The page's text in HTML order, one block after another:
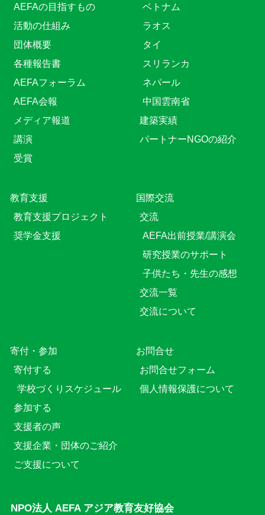
AEFAの目指すもの
活動の仕組み
団体概要
各種報告書
AEFAフォーラム
AEFA会報
メディア報道
講演
受賞
ベトナム
ラオス
タイ
スリランカ
ネパール
中国雲南省
建築実績
パートナーNGOの紹介
教育⽀援
教育⽀援プロジェクト
奨学金支援
国際交流
交流
AEFA出前授業/講演会
研究授業のサポート
子供たち・先生の感想
交流一覧
交流について
寄付・参加
寄付する
学校づくりスケジュール
参加する
支援者の声
支援企業・団体のご紹介
ご支援について
お問合せ
お問合せフォーム
個人情報保護について
NPO法人 AEFA アジア教育友好協会